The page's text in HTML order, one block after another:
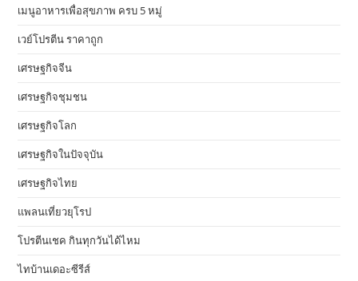
เมนูอาหารเพื่อสุขภาพ ครบ 5 หมู่
เวย์โปรตีน ราคาถูก
เศรษฐกิจจีน
เศรษฐกิจชุมชน
เศรษฐกิจโลก
เศรษฐกิจในปัจจุบัน
เศรษฐกิจไทย
แพลนเที่ยวยุโรป
โปรตีนเชค กินทุกวันได้ไหม
ไทบ้านเดอะซีรีส์